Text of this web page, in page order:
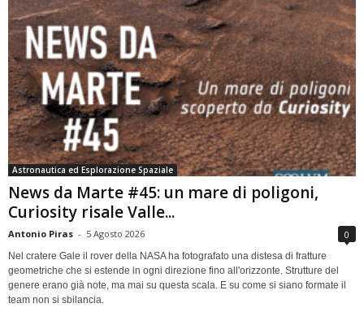
Astronautica ed Esplorazione Spaziale
News da Marte #45: un mare di poligoni,
Curiosity risale Valle...
Antonio Piras - 5 Agosto 2026 0
Nel cratere Gale il rover della NASA ha fotografato una distesa di fratture
geometriche che si estende in ogni direzione fino all'orizzonte. Strutture del
genere erano già note, ma mai su questa scala. E su come si siano formate il
team non si sbilancia.